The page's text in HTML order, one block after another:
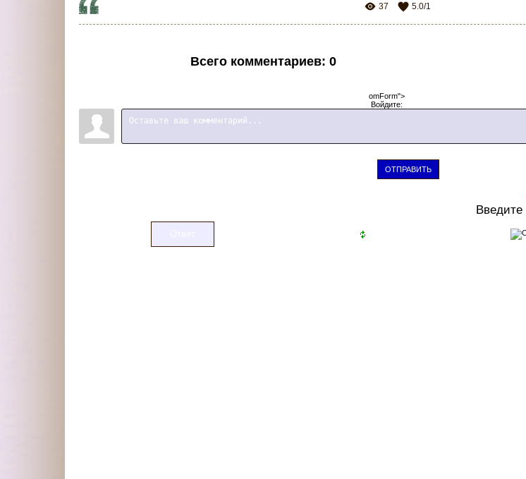
37 5.0/1
Всего комментариев: 0
omForm">
Войдите:
ОТПРАВИТЬ
Введите